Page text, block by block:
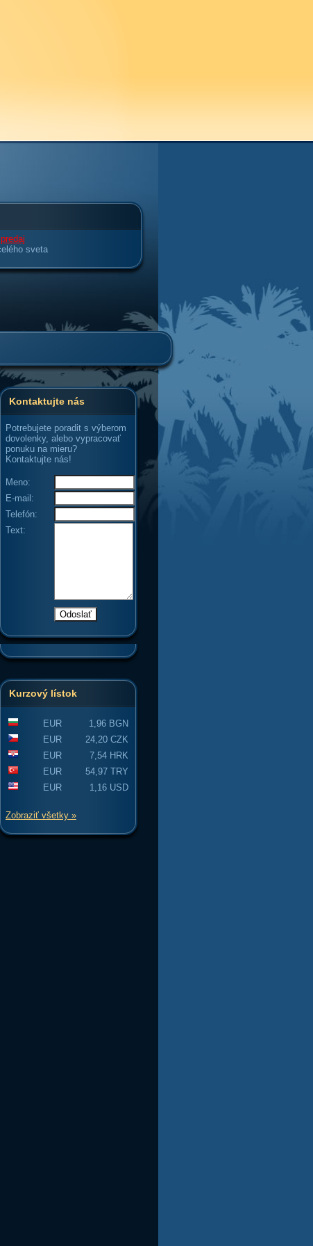
sveta
Kontaktujte nás
Potrebujete poradit s výberom
dovolenky, alebo vypracovať
ponuku na mieru?
Kontaktujte nás!
Meno:
E-mail:
Telefón:
Text:
Kurzový lístok
EUR
1,96 BGN
EUR
24,20 CZK
EUR
7,54 HRK
EUR
54,97 TRY
EUR
1,16 USD
Zobraziť všetky »